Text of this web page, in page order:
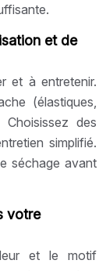
et de
et à entretenir.
(élastiques,
des
simplifié.
séchage avant
votre
et le motif